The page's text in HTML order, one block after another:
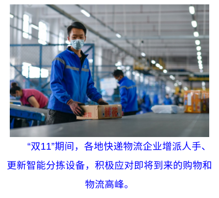
“双11”期间，各地快递物流企业增派人手、
更新智能分拣设备，积极应对即将到来的购物和
物流高峰。